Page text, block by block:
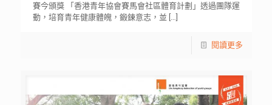
賽今頒獎 「香港青年協會賽馬會社區體育計劃」透過團隊運
動，培育青年健康體魄，鍛鍊意志，並 […]
閱讀更多